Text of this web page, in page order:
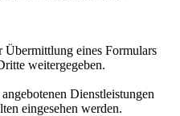
Übermittlung eines Formulars
weitergegeben.
Dienstleistungen
eingesehen werden.